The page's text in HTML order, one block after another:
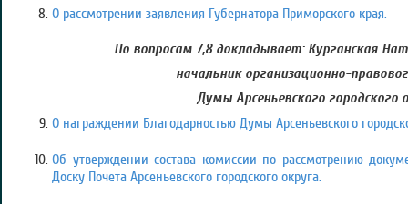
О рассмотрении заявления Губернатора Приморского края.
По вопросам 7,8 докладывает: Курганская
начальник организационно-
Думы Арсеньевского городского
О награждении Благодарностью Думы Арсеньевского
Об утверждении состава комиссии по рассмотрению
Доску Почета Арсеньевского городского округа.